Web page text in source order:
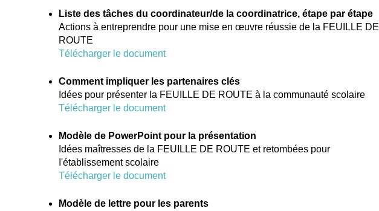
Liste des tâches du coordinateur/de la coordinatrice, étape par étape
Actions à entreprendre pour une mise en œuvre réussie de la FEUILLE DE
ROUTE
Télécharger le document
Comment impliquer les partenaires clés
Idées pour présenter la FEUILLE DE ROUTE à la communauté scolaire
Télécharger le document
Modèle de PowerPoint pour la présentation
Idées maîtresses de la FEUILLE DE ROUTE et retombées pour
I'établissement scolaire
Télécharger le document
Modèle de lettre pour les parents